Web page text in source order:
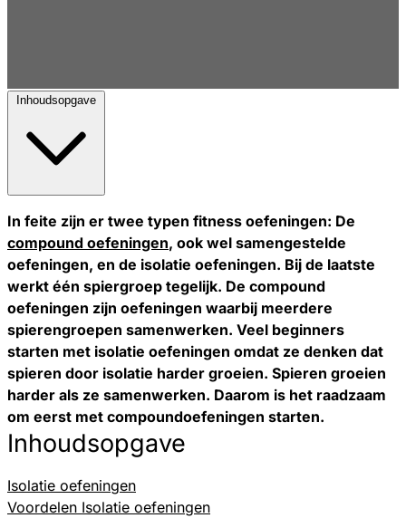
Inhoudsopgave
In feite zijn er twee typen fitness oefeningen: De
compound oefeningen, ook wel samengestelde
oefeningen, en de isolatie oefeningen. Bij de laatste
werkt één spiergroep tegelijk. De compound
oefeningen zijn oefeningen waarbij meerdere
spierengroepen samenwerken. Veel beginners
starten met isolatie oefeningen omdat ze denken dat
spieren door isolatie harder groeien. Spieren groeien
harder als ze samenwerken. Daarom is het raadzaam
om eerst met compoundoefeningen starten.
Inhoudsopgave
Isolatie oefeningen
Voordelen Isolatie oefeningen